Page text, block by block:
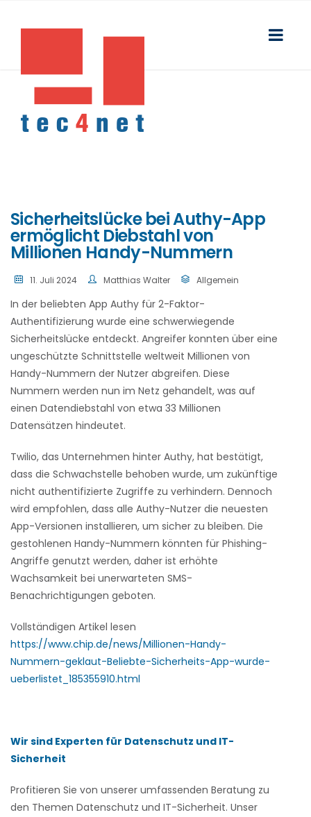
Sicherheitslücke bei Authy-App
ermöglicht Diebstahl von
Millionen Handy-Nummern
11. Juli 2024 Matthias Walter Allgemein
In der beliebten App Authy für 2-Faktor-
Authentifizierung wurde eine schwerwiegende
Sicherheitslücke entdeckt. Angreifer konnten über eine
ungeschützte Schnittstelle weltweit Millionen von
Handy-Nummern der Nutzer abgreifen. Diese
Nummern werden nun im Netz gehandelt, was auf
einen Datendiebstahl von etwa 33 Millionen
Datensätzen hindeutet.
Twilio, das Unternehmen hinter Authy, hat bestätigt,
dass die Schwachstelle behoben wurde, um zukünftige
nicht authentifizierte Zugriffe zu verhindern. Dennoch
wird empfohlen, dass alle Authy-Nutzer die neuesten
App-Versionen installieren, um sicher zu bleiben. Die
gestohlenen Handy-Nummern könnten für Phishing-
Angriffe genutzt werden, daher ist erhöhte
Wachsamkeit bei unerwarteten SMS-
Benachrichtigungen geboten.
Vollständigen Artikel lesen
https://www.chip.de/news/Millionen-Handy-
Nummern-geklaut-Beliebte-Sicherheits-App-wurde-
ueberlistet_185355910.html
Wir sind Experten für Datenschutz und IT-
Sicherheit
Profitieren Sie von unserer umfassenden Beratung zu
den Themen Datenschutz und IT-Sicherheit. Unser